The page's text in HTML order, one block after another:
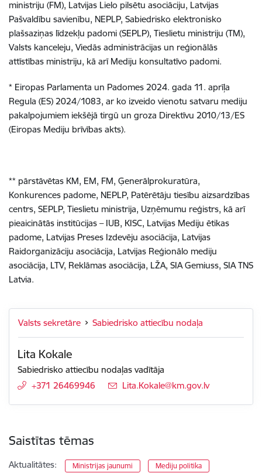
ministriju (FM), Latvijas Lielo pilsētu asociāciju, Latvijas
Pašvaldību savienību, NEPLP, Sabiedrisko elektronisko
plašsaziņas līdzekļu padomi (SEPLP), Tieslietu ministriju (TM),
Valsts kanceleju, Viedās administrācijas un reģionālās
attīstības ministriju, kā arī Mediju konsultatīvo padomi.
* Eiropas Parlamenta un Padomes 2024. gada 11. aprīļa
Regula (ES) 2024/1083, ar ko izveido vienotu satvaru mediju
pakalpojumiem iekšējā tirgū un groza Direktīvu 2010/13/ES
(Eiropas Mediju brīvības akts).
** pārstāvētas KM, EM, FM, Ģenerālprokuratūra,
Konkurences padome, NEPLP, Patērētāju tiesību aizsardzības
centrs, SEPLP, Tieslietu ministrija, Uzņēmumu reģistrs, kā arī
pieaicinātās institūcijas – IUB, KISC, Latvijas Mediju ētikas
padome, Latvijas Preses Izdevēju asociācija, Latvijas
Raidorganizāciju asociācija, Latvijas Reģionālo mediju
asociācija, LTV, Reklāmas asociācija, LŽA, SIA Gemiuss, SIA TNS
Latvia.
Valsts sekretāre Sabiedrisko attiecību nodaļa
Lita Kokale
Sabiedrisko attiecību nodaļas vadītāja
+371 26469946
E-pasts:
Lita.Kokale@km.gov.lv
Saistītas tēmas
Aktualitātes: Ministrijas jaunumi Mediju politika